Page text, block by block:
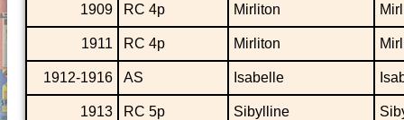
1909 RC 4p Mirliton
1911 RC 4p Mirliton
1912-1916 AS Isabelle
1913 RC 5p Sibylline